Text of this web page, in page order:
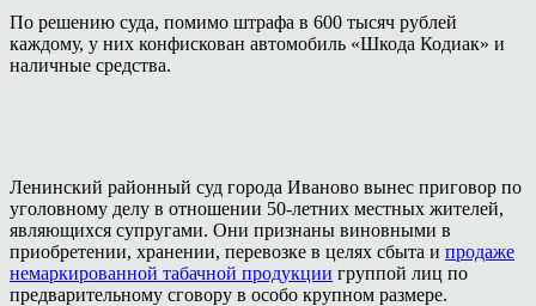
По решению суда, помимо штрафа в 600 тысяч рублей
каждому, у них конфискован автомобиль «Шкода Кодиак» и
наличные средства.
Ленинский районный суд города Иваново вынес приговор по
уголовному делу в отношении 50-летних местных жителей,
являющихся супругами. Они признаны виновными в
приобретении, хранении, перевозке в целях сбыта и продаже
немаркированной табачной продукции группой лиц по
предварительному сговору в особо крупном размере.